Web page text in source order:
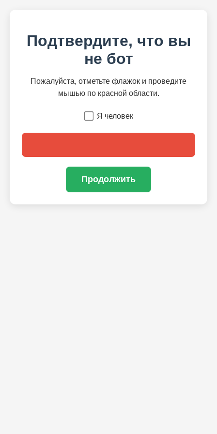
Подтвердите, что вы
не бот
Пожалуйста, отметьте флажок и проведите
мышью по красной области.
Я человек
Продолжить